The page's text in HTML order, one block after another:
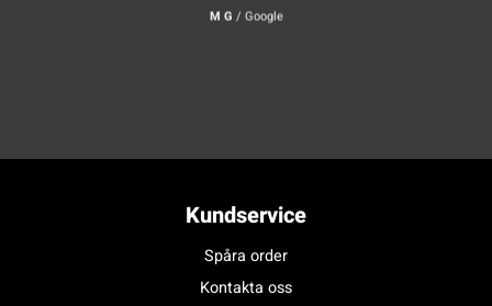
M G / Google
Kundservice
Spåra order
Kontakta oss